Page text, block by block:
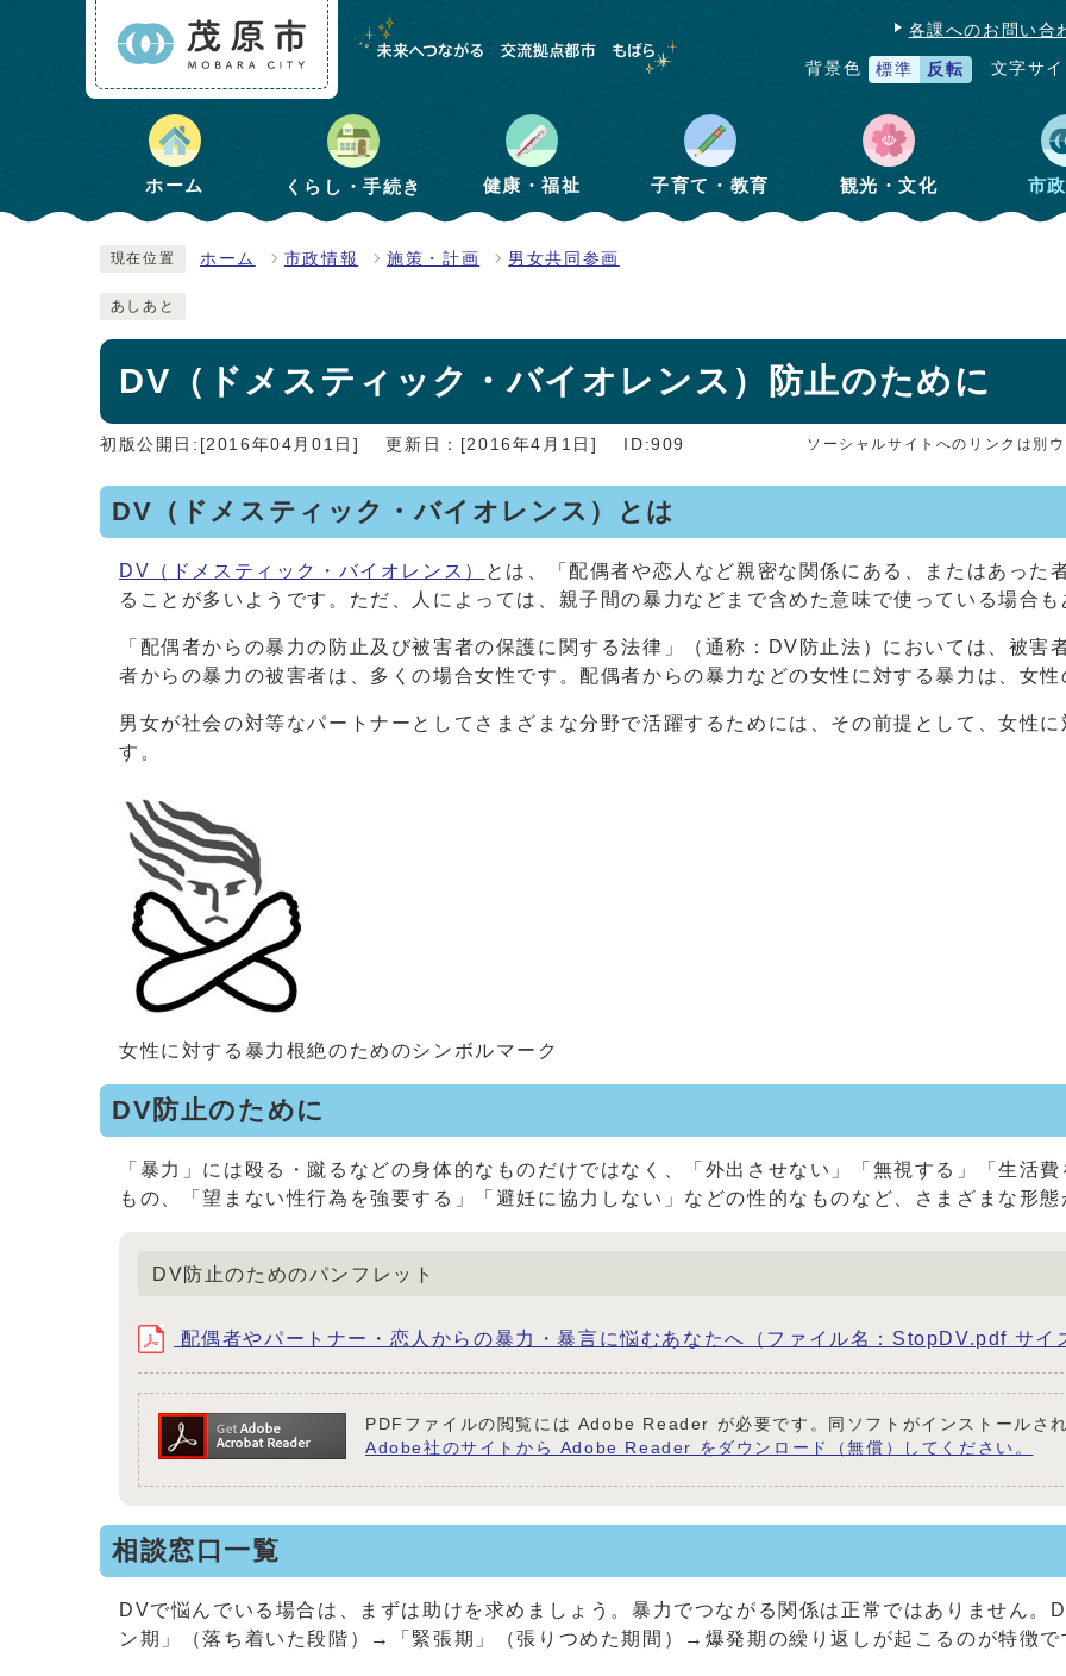
各課へのお問い合
背景色 標準 反転 文字サ
ホーム くらし・手続き 健康・福祉 子育て・教育 観光・文化 市
現在位置 ホーム 市政情報 施策・計画 男女共同参画
あしあと
DV（ドメスティック・バイオレンス）防止のために
初版公開日:[2016年04月01日] 更新日：[2016年4月1日] ID:909 ソーシャルサイトへのリンクは別
DV（ドメスティック・バイオレンス）とは
DV（ドメスティック・バイオレンス）
とは、「配偶者や恋人など親密な関係にある、またはあった
ることが多いようです。ただ、人によっては、親子間の暴力などまで含めた意味で使っている場合
「配偶者からの暴力の防止及び被害者の保護に関する法律」（通称：DV防止法）においては、被
者からの暴力の被害者は、多くの場合女性です。配偶者からの暴力などの女性に対する暴力は、女
男女が社会の対等なパートナーとしてさまざまな分野で活躍するためには、その前提として、女性
す。
女性に対する暴力根絶のためのシンボルマーク
DV防止のために
「暴力」には殴る・蹴るなどの身体的なものだけではなく、「外出させない」「無視する」「生活
もの、「望まない性行為を強要する」「避妊に協力しない」などの性的なものなど、さまざまな形
DV防止のためのパンフレット
配偶者やパートナー・恋人からの暴力・暴言に悩むあなたへ（ファイル名：StopDV.pdf サ
PDFファイルの閲覧には Adobe Reader が必要です。同ソフトがインストールさ
Adobe社のサイトから Adobe Reader をダウンロード（無償）してください。
相談窓口一覧
DVで悩んでいる場合は、まずは助けを求めましょう。暴力でつながる関係は正常ではありません
ン期」（落ち着いた段階）→「緊張期」（張りつめた期間）→爆発期の繰り返しが起こるのが特徴で